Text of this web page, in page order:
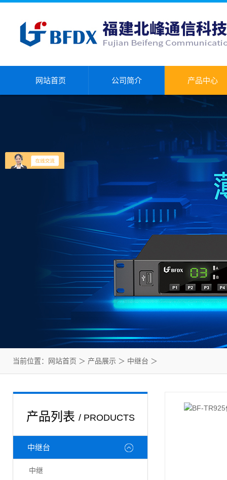
网站首页 公司简介 产品中心
当前位置： 网站首页 ＞ 产品展示 ＞ 中继台 ＞
产品列表 / PRODUCTS
中继台
中继